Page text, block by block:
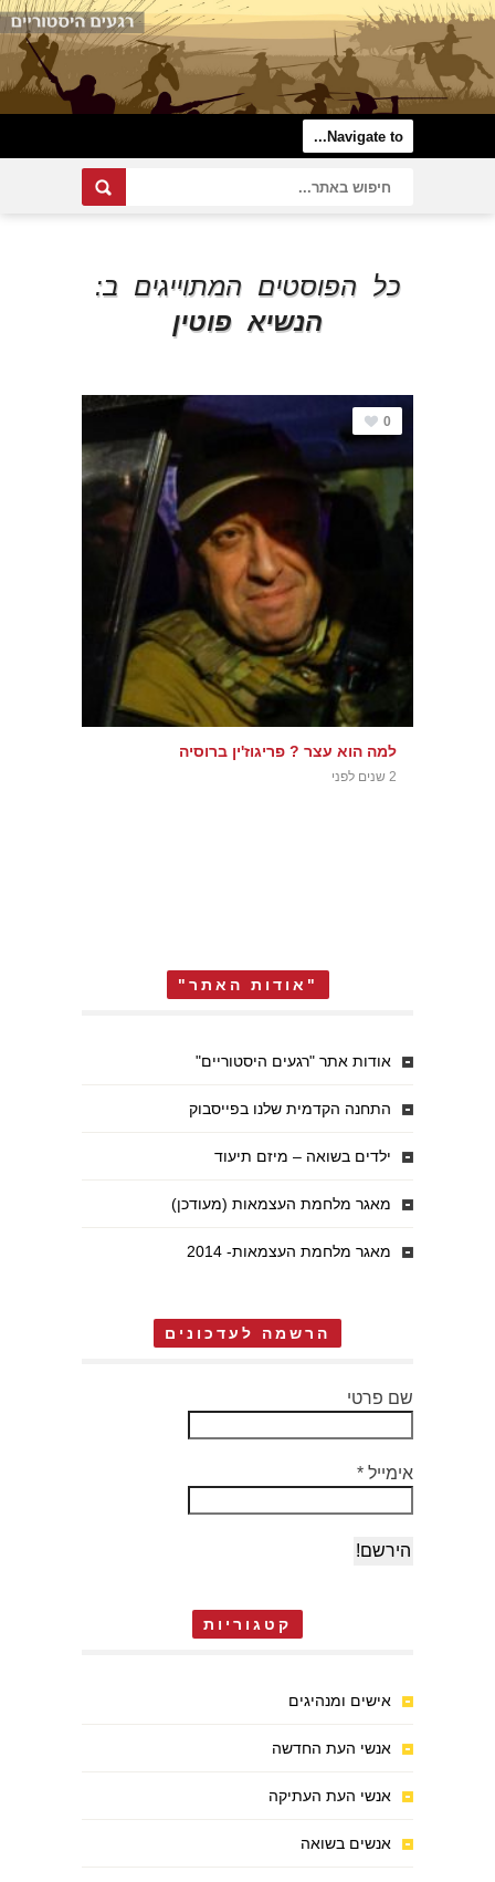
כל הפוסטים המתוייגים ב:
הנשיא פוטין
0
למה הוא עצר ? פריגוז'ין ברוסיה
2 שנים לפני
"אודות האתר"
אודות אתר "רגעים היסטוריים"
התחנה הקדמית שלנו בפייסבוק
ילדים בשואה – מיזם תיעוד
מאגר מלחמת העצמאות (מעודכן)
מאגר מלחמת העצמאות- 2014
הרשמה לעדכונים
שם פרטי
אימייל *
קטגוריות
אישים ומנהיגים
אנשי העת החדשה
אנשי העת העתיקה
אנשים בשואה